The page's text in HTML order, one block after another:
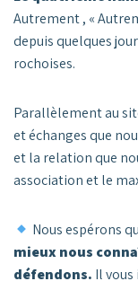
Autrement , «
depuis quelques
rochoises.
Parallèlement au
et échanges que
et la relation que
association et le
Nous espérons
mieux nous
défendons. Il